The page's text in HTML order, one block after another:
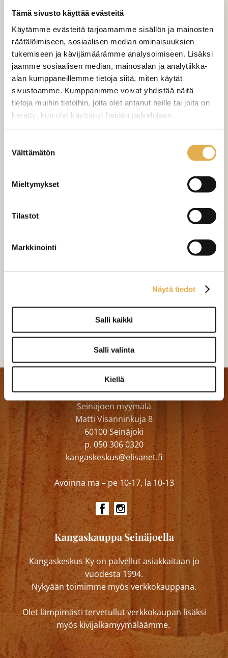
Tämä sivusto käyttää evästeitä
Käytämme evästeitä tarjoamamme sisällön ja mainosten
räätälöimiseen, sosiaalisen median ominaisuuksien
tukemiseen ja kävijämäärämme analysoimiseen. Lisäksi
jaamme sosiaalisen median, mainosalan ja analytiikka-
alan kumppaneillemme tietoja siitä, miten käytät
sivustoamme. Kumppanimme voivat yhdistää näitä
tietoja muihin tietoihin, joita olet antanut heille tai joita on
kerätty, kun olet käyttänyt heidän palvelujaan.
valinta
Välttämätön
Mieltymykset
Tilastot
Markkinointi
Näytä tiedot
Salli kaikki
Salli valinta
Kiellä
Lajitelma sisältää kuvassa näkyvät
kangaspalat
5,00 €
(sis. työn ja tarvikkeet)
Mittausohje-sivulta
ommeltavan jotain muuta niin ota
yhteyttä kangaskeskus@elisanet.fi
Varastossa (1 kpl)
Kangaskeskus Ky
Seinäjoen myymälä
Matti Visanninkuja 8
60100 Seinäjoki
p. 050 306 0320
kangaskeskus@elisanet.fi
Avoinna ma – pe 10-17, la 10-13
Kangaskauppa Seinäjoella
Kangaskeskus Ky on palvellut asiakkaitaan jo
vuodesta 1994.
Nykyään toimimme myös verkkokauppana.
Olet lämpimästi tervetullut verkkokaupan lisäksi
myös kivijalkamyymäläämme.